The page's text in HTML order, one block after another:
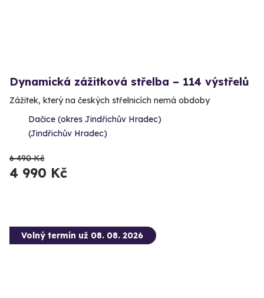
Dynamická zážitková střelba – 114 výstřelů
Zážitek, který na českých střelnicích nemá obdoby
Dačice (okres Jindřichův Hradec)
(Jindřichův Hradec)
6 490 Kč
4 990 Kč
Volný termín už 08. 08. 2026